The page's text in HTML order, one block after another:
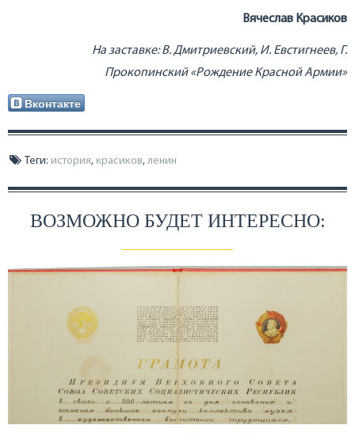
Вячеслав Красиков
На заставке: В. Дмитриевский, И. Евстигнеев, Г.
Прокопинский «Рождение Красной Армии»
Вконтакте
Теги: история, красиков, ленин
ВОЗМОЖНО БУДЕТ ИНТЕРЕСНО: